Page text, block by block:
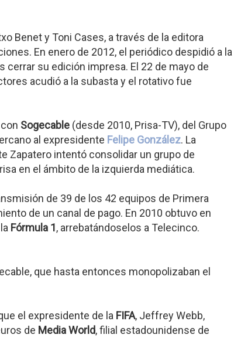
Benet y Toni Cases, a través de la editora
En enero de 2012, el periódico despidió a la
cerrar su edición impresa. El 22 de mayo de
acudió a la subasta y el rotativo fue
Sogecable (desde 2010, Prisa-TV), del Grupo
al expresidente Felipe González. La
Zapatero intentó consolidar un grupo de
en el ámbito de la izquierda mediática.
de 39 de los 42 equipos de Primera
de un canal de pago. En 2010 obtuvo en
Fórmula 1, arrebatándoselos a Telecinco.
que hasta entonces monopolizaban el
el expresidente de la FIFA, Jeffrey Webb,
de Media World, filial estadounidense de